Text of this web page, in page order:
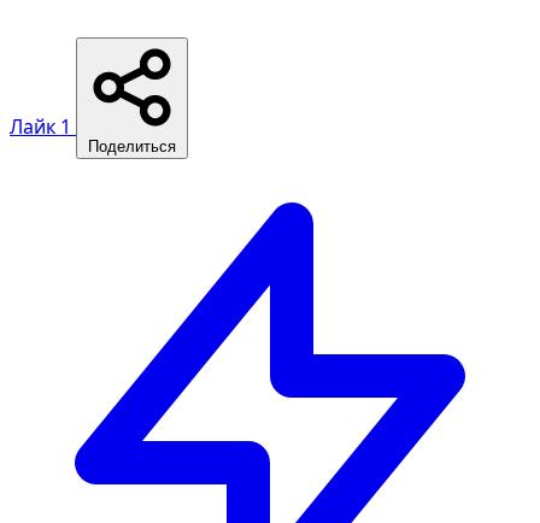
Лайк 1
Поделиться